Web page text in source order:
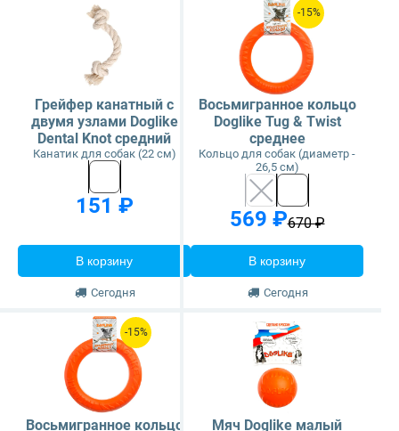
Грейфер канатный с
двумя узлами Doglike
Dental Knot средний
Канатик для собак (22 см)
151 ₽
В корзину
Сегодня
-15%
Восьмигранное кольцо
Doglike Tug & Twist
среднее
Кольцо для собак (диаметр -
26,5 см)
569 ₽670 ₽
В корзину
Сегодня
-15%
Восьмигранное кольцо
Мяч Doglike малый